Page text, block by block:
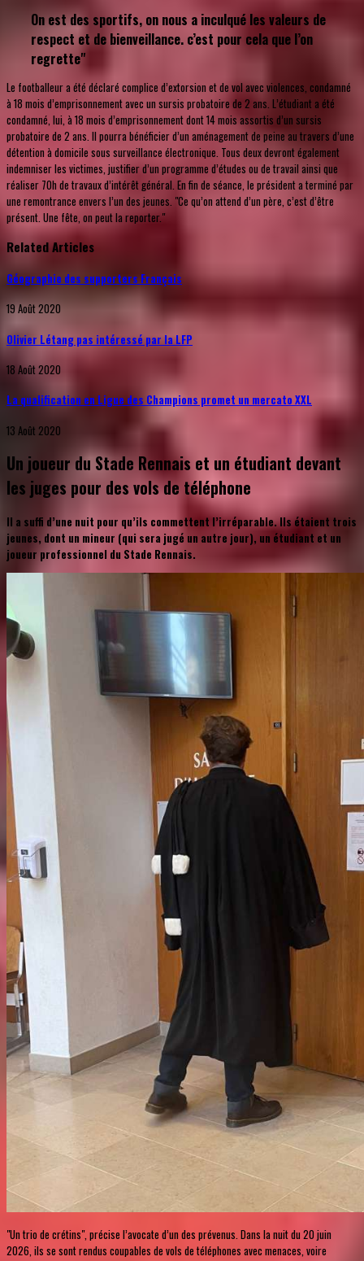
On est des sportifs, on nous a inculqué les valeurs de
respect et de bienveillance. c’est pour cela que l’on
regrette"
Le footballeur a été déclaré complice d’extorsion et de vol avec violences, condamné
à 18 mois d’emprisonnement avec un sursis probatoire de 2 ans. L’étudiant a été
condamné, lui, à 18 mois d’emprisonnement dont 14 mois assortis d’un sursis
probatoire de 2 ans. Il pourra bénéficier d’un aménagement de peine au travers d’une
détention à domicile sous surveillance électronique. Tous deux devront également
indemniser les victimes, justifier d’un programme d’études ou de travail ainsi que
réaliser 70h de travaux d’intérêt général. En fin de séance, le président a terminé par
une remontrance envers l’un des jeunes. "Ce qu’on attend d’un père, c’est d’être
présent. Une fête, on peut la reporter."
Related Articles
Géographie des supporters Français
19 Août 2020
Olivier Létang pas intéressé par la LFP
18 Août 2020
La qualification en Ligue des Champions promet un mercato XXL
13 Août 2020
Un joueur du Stade Rennais et un étudiant devant
les juges pour des vols de téléphone
Il a suffi d’une nuit pour qu’ils commettent l’irréparable. Ils étaient trois
jeunes, dont un mineur (qui sera jugé un autre jour), un étudiant et un
joueur professionnel du Stade Rennais.
"Un trio de crétins", précise l’avocate d’un des prévenus. Dans la nuit du 20 juin
2026, ils se sont rendus coupables de vols de téléphones avec menaces, voire